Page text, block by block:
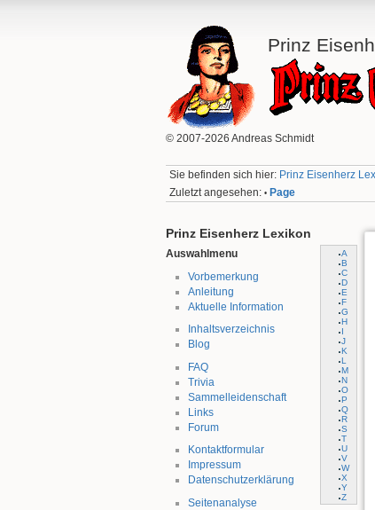
Prinz
© 2007-2026 Andreas Schmidt
Sie befinden sich hier: Prinz Eisenherz
Zuletzt angesehen: • Page
Prinz Eisenherz Lexikon
Auswahlmenu
A
B
C
D
E
F
G
H
I
J
K
L
M
N
O
P
Q
R
S
T
U
V
W
X
Y
Z
Vorbemerkung
Anleitung
Aktuelle Information
Inhaltsverzeichnis
Blog
FAQ
Trivia
Sammelleidenschaft
Links
Forum
Kontaktformular
Impressum
Datenschutzerklärung
Seitenanalyse